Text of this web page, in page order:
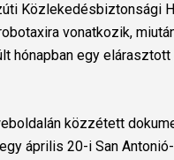
Közlekedésbiztonsági
vonatkozik,
hónapban egy elárasztott
közzétett
április 20-i San